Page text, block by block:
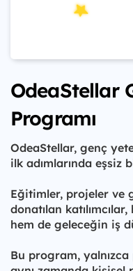
OdeaStellar
Programı
OdeaStellar, genç
ilk adımlarında eşsiz
Eğitimler, projeler ve
donatılan
hem de geleceğin iş
Bu program,